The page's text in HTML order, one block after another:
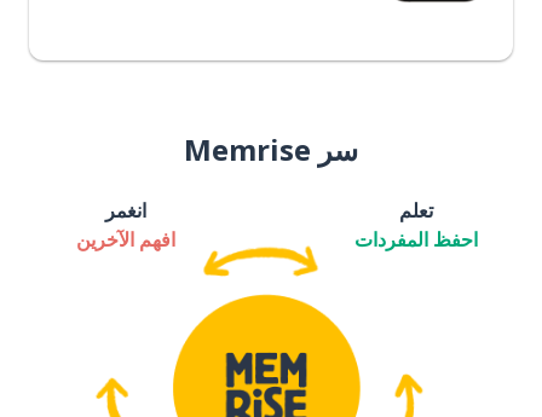
سر Memrise
تعلم
احفظ المفردات
انغمر
افهم الآخرين